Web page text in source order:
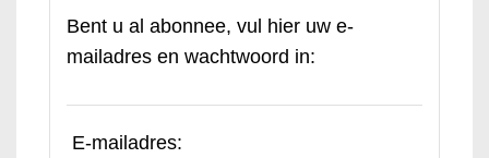
Bent u al abonnee, vul hier uw e-
mailadres en wachtwoord in:
E-mailadres: